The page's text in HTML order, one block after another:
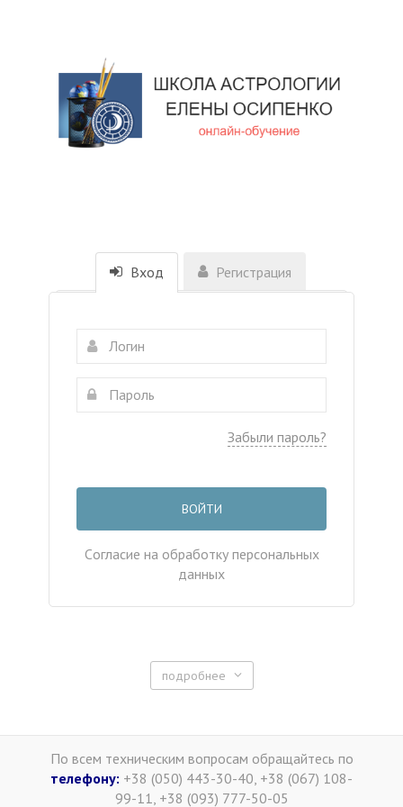
Вход Регистрация
Забыли пароль?
ВОЙТИ
Cогласие на обработку персональных
данных
подробнее
По всем техническим вопросам обращайтесь по
телефону: +38 (050) 443-30-40, +38 (067) 108-
99-11, +38 (093) 777-50-05